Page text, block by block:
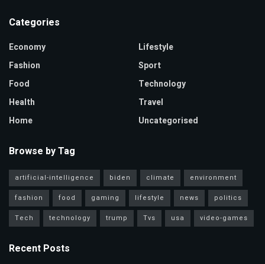
Categories
Economy
Fashion
Food
Health
Home
Lifestyle
Sport
Technology
Travel
Uncategorised
Browse by Tag
artificial-intelligence biden climate
environment
fashion
food gaming lifestyle news
politics
Tech
technology trump Tvs usa video-games
Recent Posts